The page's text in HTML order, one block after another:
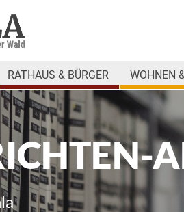
RATHAUS & BÜRGER WOHNEN